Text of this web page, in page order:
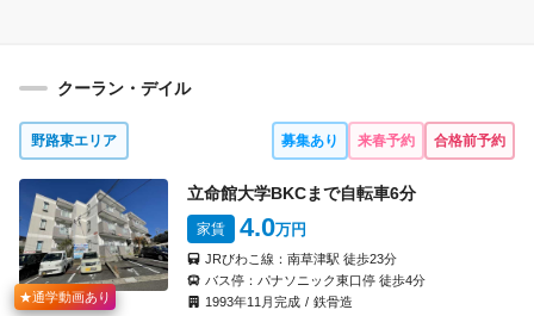
クーラン・デイル
野路東エリア 募集あり 来春予約 合格前予約
★通学動画あり
立命館大学BKCまで自転車6分
家賃 4.0万円
JRびわこ線： 南草津駅 徒歩23分
バス停： パナソニック東口停徒歩4分
1993年11 月完成 / 鉄骨造